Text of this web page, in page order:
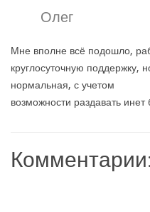
Олег
Мне вполне всё подошло,
круглосуточную поддержку,
нормальная, с учетом
возможности раздавать инет
Комментарии: